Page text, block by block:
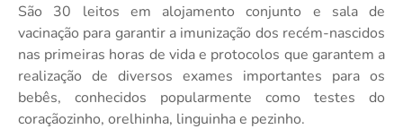
São 30 leitos em alojamento conjunto e sala de
vacinação para garantir a imunização dos recém-nascidos
nas primeiras horas de vida e protocolos que garantem a
realização de diversos exames importantes para os
bebês, conhecidos popularmente como testes do
coraçãozinho, orelhinha, linguinha e pezinho.